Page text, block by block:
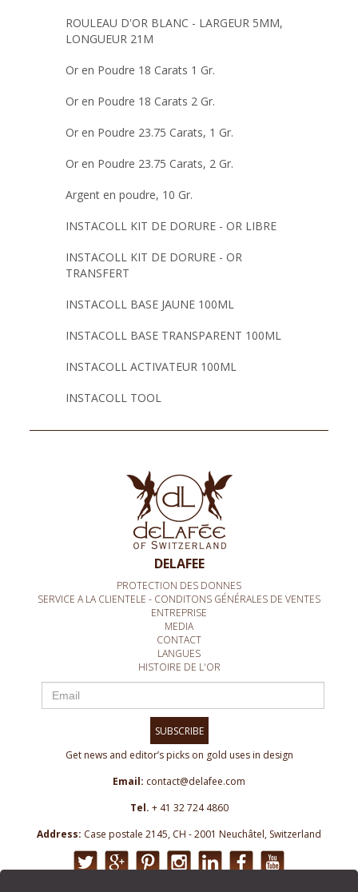
ROULEAU D'OR BLANC - LARGEUR 5MM,
LONGUEUR 21M
Or en Poudre 18 Carats 1 Gr.
Or en Poudre 18 Carats 2 Gr.
Or en Poudre 23.75 Carats, 1 Gr.
Or en Poudre 23.75 Carats, 2 Gr.
Argent en poudre, 10 Gr.
INSTACOLL KIT DE DORURE - OR LIBRE
INSTACOLL KIT DE DORURE - OR
TRANSFERT
INSTACOLL BASE JAUNE 100ML
INSTACOLL BASE TRANSPARENT 100ML
INSTACOLL ACTIVATEUR 100ML
INSTACOLL TOOL
DELAFEE
PROTECTION DES DONNES
SERVICE A LA CLIENTELE - CONDITONS GÉNÉRALES DE VENTES
ENTREPRISE
MEDIA
CONTACT
LANGUES
HISTOIRE DE L'OR
SUBSCRIBE
Get news and editor’s picks on gold uses in design
Email: contact@delafee.com
Tel. + 41 32 724 4860
Address: Case postale 2145, CH - 2001 Neuchâtel, Switzerland